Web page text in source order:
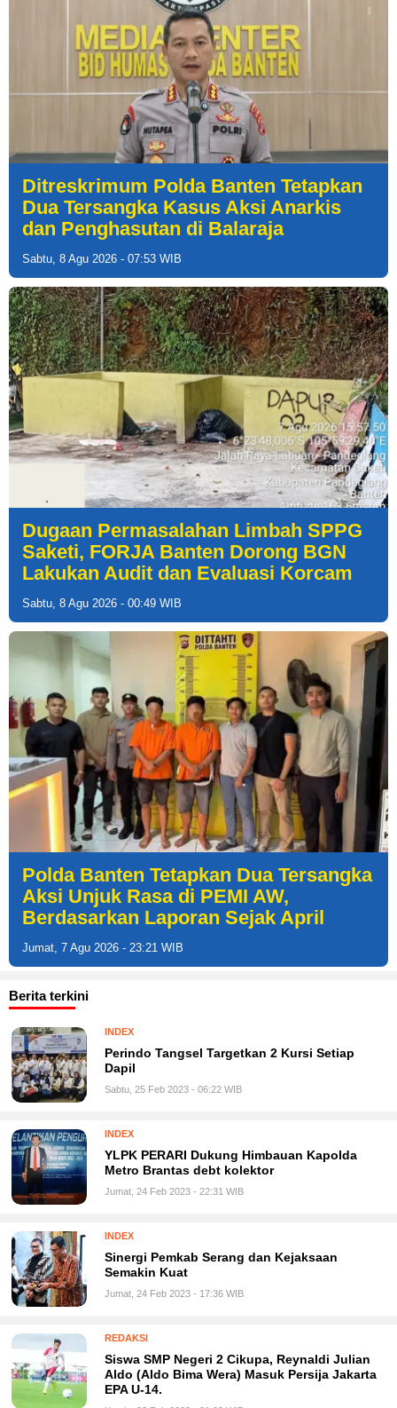
Ditreskrimum Polda Banten Tetapkan
Dua Tersangka Kasus Aksi Anarkis
dan Penghasutan di Balaraja
Sabtu, 8 Agu 2026 - 07:53 WIB
Dugaan Permasalahan Limbah SPPG
Saketi, FORJA Banten Dorong BGN
Lakukan Audit dan Evaluasi Korcam
Sabtu, 8 Agu 2026 - 00:49 WIB
Polda Banten Tetapkan Dua Tersangka
Aksi Unjuk Rasa di PEMI AW,
Berdasarkan Laporan Sejak April
Jumat, 7 Agu 2026 - 23:21 WIB
Berita terkini
INDEX
Perindo Tangsel Targetkan 2 Kursi Setiap
Dapil
Sabtu, 25 Feb 2023 - 06:22 WIB
INDEX
YLPK PERARI Dukung Himbauan Kapolda
Metro Brantas debt kolektor
Jumat, 24 Feb 2023 - 22:31 WIB
INDEX
Sinergi Pemkab Serang dan Kejaksaan
Semakin Kuat
Jumat, 24 Feb 2023 - 17:36 WIB
REDAKSI
Siswa SMP Negeri 2 Cikupa, Reynaldi Julian
Aldo (Aldo Bima Wera) Masuk Persija Jakarta
EPA U-14.